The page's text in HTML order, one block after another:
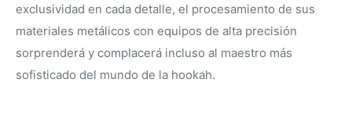
exclusividad en cada detalle, el procesamiento de sus
materiales metálicos con equipos de alta precisión
sorprenderá y complacerá incluso al maestro más
sofisticado del mundo de la hookah.